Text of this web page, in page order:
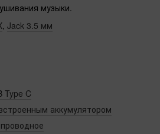
музыки.
, Jack 3.5 мм
Type C
аккумулятором